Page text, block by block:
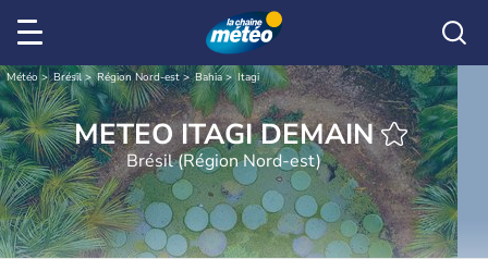
Météo Brésil Région Nord-est Bahia Itagi
METEO ITAGI DEMAIN
Brésil (Région Nord-est)